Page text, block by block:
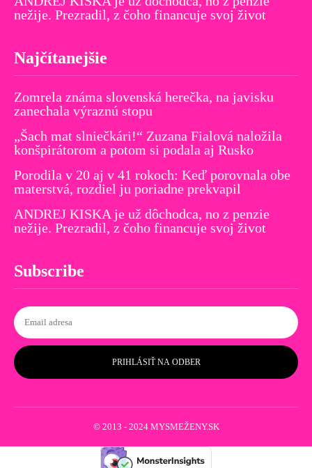
nežije. Prezradil, z čoho financuje svoj život
Najčítanejšie
Zomrela známa slovenská herečka, na javisku
zanechala výraznú stopu
„Šach mat slniečkári!“ Zuzana Fialová naložila
konšpirátorom a potom si podala aj Rusko
Porodila v 20 aj v 41 rokoch: Keď porovnala obe
materstvá, rozdiel ju poriadne prekvapil
ANDREJ KISKA je už dôchodca, no z penzie
nežije. Prezradil, z čoho financuje svoj život
Subscribe
PRIHLÁSIŤ NA ODBER
© 2013 - 2024 MYSMEŽENY.SK